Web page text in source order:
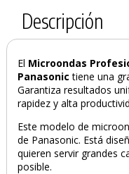
Descripción
El Microondas
Panasonic tiene una
Garantiza resultados
rapidez y alta
Este modelo de
de Panasonic. Está
quieren servir grandes
posible.